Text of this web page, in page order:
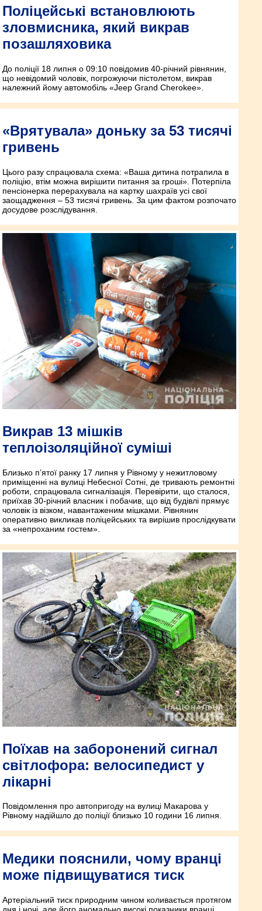
Поліцейські встановлюють
зловмисника, який викрав
позашляховика
До поліції 18 липня о 09:10 повідомив 40-річний рівнянин,
що невідомий чоловік, погрожуючи пістолетом, викрав
належний йому автомобіль «Jeep Grand Cherokee».
«Врятувала» доньку за 53 тисячі
гривень
Цього разу спрацювала схема: «Ваша дитина потрапила в
поліцію, втім можна вирішити питання за гроші». Потерпіла
пенсіонерка перерахувала на картку шахраїв усі свої
заощадження – 53 тисячі гривень. За цим фактом розпочато
досудове розслідування.
Викрав 13 мішків
теплоізоляційної суміші
Близько п’ятої ранку 17 липня у Рівному у нежитловому
приміщенні на вулиці Небесної Сотні, де тривають ремонтні
роботи, спрацювала сигналізація. Перевірити, що сталося,
приїхав 30-річний власник і побачив, що від будівлі прямує
чоловік із візком, навантаженим мішками. Рівнянин
оперативно викликав поліцейських та вирішив прослідкувати
за «непроханим гостем».
Поїхав на заборонений сигнал
світлофора: велосипедист у
лікарні
Повідомлення про автопригоду на вулиці Макарова у
Рівному надійшло до поліції близько 10 години 16 липня.
Медики пояснили, чому вранці
може підвищуватися тиск
Артеріальний тиск природним чином коливається протягом